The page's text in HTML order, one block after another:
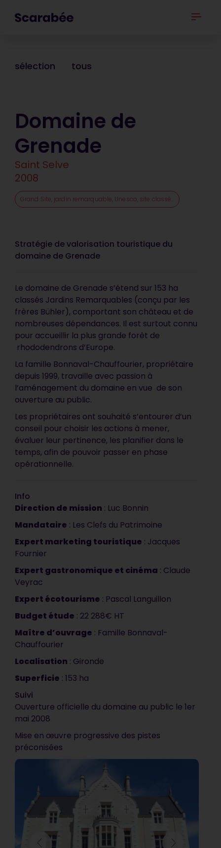
sélection tous
Domaine de
Grenade
Saint Selve
2008
Grand Site, jardin remarquable, Unesco, site classé...
Stratégie de valorisation touristique du
domaine de Grenade
Le domaine de Grenade s’étend sur 153 ha
classés Jardins Remarquables (conçu par les
frères Bühler), comportant son château et de
nombreuses dépendances. Il est surtout connu
pour accueillir la plus grande forêt de
rhododendrons d’Europe.
La famille Bonnaval-Chauffourier, propriétaire
depuis 1999, travaille avec passion à
l’aménagement du domaine en vue de son
ouverture au public.
Les propriétaires ont souhaité s’entourer d’un
conseil pour choisir les actions à mener,
évaluer leur pertinence, les planifier dans le
temps, afin de pouvoir passer en phase
opérationnelle.
Info
Direction de mission : Luc Bonnin
Mandataire : Les Clefs du Patrimoine
Expert marketing touristique : Jacques
Fournier
Expert gastronomique et cinéma : Claude
Veyrac
Expert écotourisme : Pascal Languillon
Budget étude : 22 288€ HT
Maître d’ouvrage : Famille Bonnaval-
Chauffourier
Localisation : Gironde
Superficie : 153 ha
Suivi
Ouverture officielle du domaine au public le 1er
mai 2008
Mise en œuvre progressive des pistes
préconisées
Votre document est
synthétique, précis et
vendeur. C’est impeccable, ça
correspond tout à fait à ce que
nous attendions. C’est